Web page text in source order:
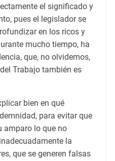
el significado y
pues el legislador se
en los ricos y
mucho tiempo, ha
que, no olvidemos,
Trabajo también es
bien en qué
para evitar que
amparo lo que no
la
que se generen falsas